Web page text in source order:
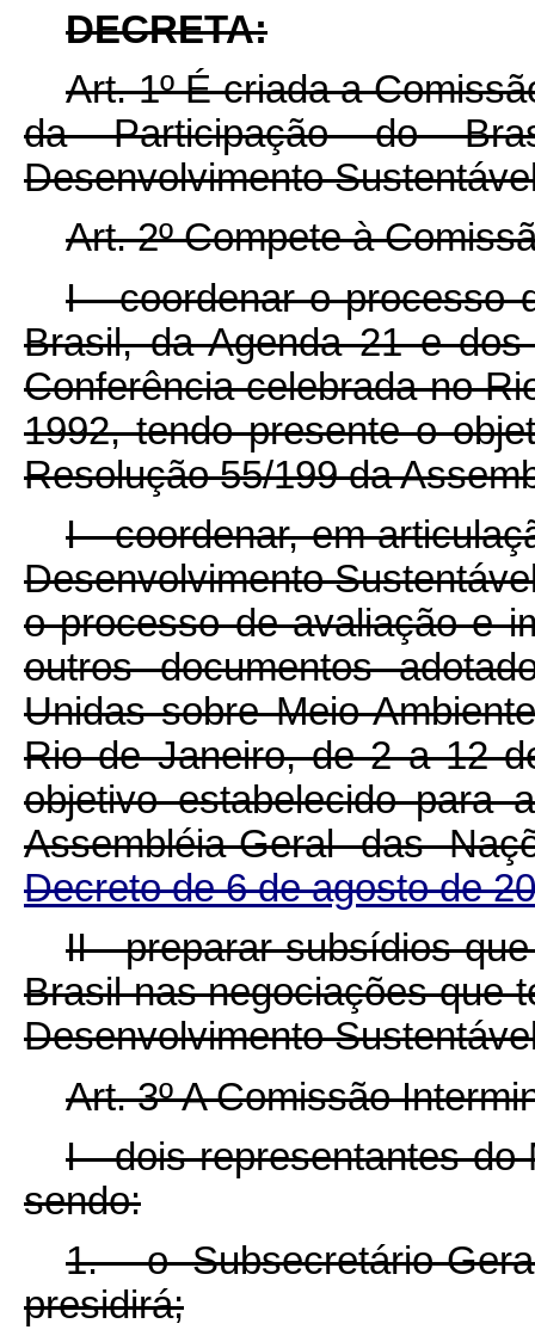
DECRETA:
Art. 1º É criada a
da Participação do
Desenvolvimento
Art. 2º Compete à
I - coordenar o processo
Brasil, da Agenda 21 e
Conferência celebrada no
1992, tendo presente o
Resolução 55/199 da
I - coordenar, em
Desenvolvimento
o processo de avaliação e
outros documentos
Unidas sobre Meio
Rio de Janeiro, de 2 a 12
objetivo estabelecido para
Assembléia-Geral das
Decreto de 6 de agosto de
II - preparar subsídios
Brasil nas negociações que
Desenvolvimento
Art. 3º A Comissão
I - dois representantes do
sendo:
1. o Subsecretário-
presidirá;